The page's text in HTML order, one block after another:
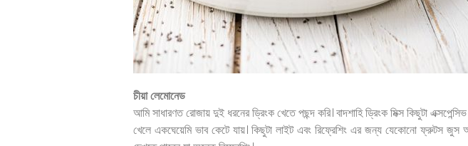
চীয়া লেমোনেড
আমি সাধারণত রোজায় দুই ধরনের ড্রিংক খেতে পছন্দ করি। বাদশাহি ড্রিংক মিক্স কিছুটা
খেলে একঘেয়েমি ভাব কেটে যায়। কিছুটা লাইট এবং রিফ্রেশিং এর জন্য যেকোনো ফ্রুটস জুস